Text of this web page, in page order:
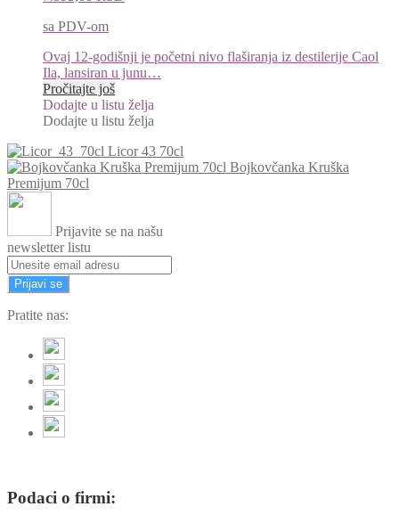
sa PDV-om
Ovaj 12-godišnji je početni nivo flaširanja iz destilerije Caol
Ila, lansiran u junu…
Pročitajte još
Dodajte u listu želja
Dodajte u listu želja
Licor 43 70cl
Bojkovčanka Kruška
Premijum 70cl
Prijavite se na našu
newsletter listu
Prijavi se
Pratite nas:
Podaci o firmi: